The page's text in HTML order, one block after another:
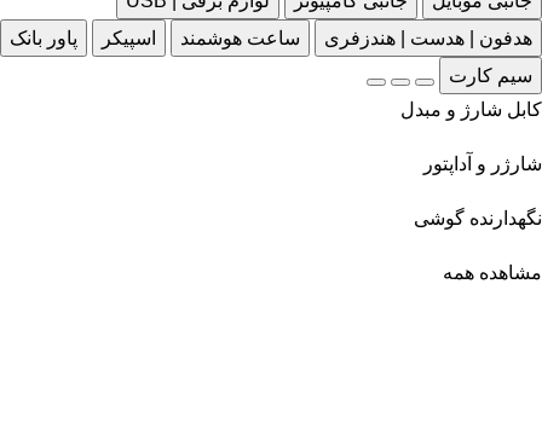
هدفون | هدست | هندزفری
ساعت هوشمند اسپیکر
پاور بانک
سیم کارت
کابل شارژ و مبدل
شارژر و آداپتور
نگهدارنده گوشی
مشاهده همه